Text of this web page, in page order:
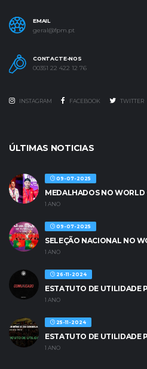
EMAIL
geral@fpm.pt
CONTACTE-NOS
00351 22 422 12 76
INSTAGRAM FACEBOOK TWITTER
ÚLTIMAS NOTICIAS
09-07-2025
MEDALHADOS NO WORLD
1 ANO
09-07-2025
SELEÇÃO NACIONAL NO
1 ANO
26-11-2024
ESTATUTO DE UTILIDADE
1 ANO
25-11-2024
ESTATUTO DE UTILIDADE
1 ANO